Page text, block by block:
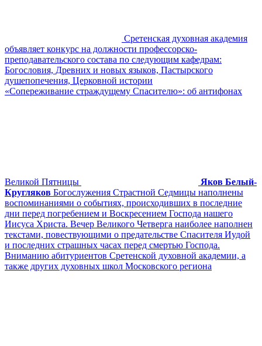
Сретенская духовная академия
объявляет конкурс на должности профессорско-
преподавательского состава по следующим кафедрам:
Богословия, Древних и новых языков, Пастырского
душепопечения, Церковной истории
«Сопереживание страждущему Спасителю»: об антифонах
Великой Пятницы
Яков Белый-
Кругляков Богослужения Страстной Седмицы наполнены
воспоминаниями о событиях, происходивших в последние
дни перед погребением и Воскресением Господа нашего
Иисуса Христа. Вечер Великого Четверга наиболее наполнен
текстами, повествующими о предательстве Спасителя Иудой
и последних страшных часах перед смертью Господа.
Вниманию абитуриентов Сретенской духовной академии, а
также других духовных школ Московского региона